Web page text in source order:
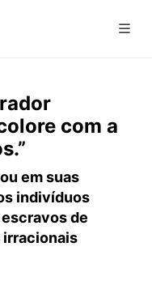
com a
em suas
indivíduos
de
irracionais